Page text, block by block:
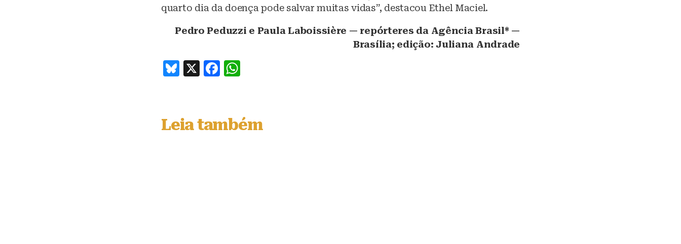
quarto dia da doença pode salvar muitas vidas”, destacou Ethel Maciel.
Pedro Peduzzi e Paula Laboissière — repórteres da Agência Brasil* —
Brasília; edição: Juliana Andrade
B
s
k
X
F
e
b
s
A
Leia também